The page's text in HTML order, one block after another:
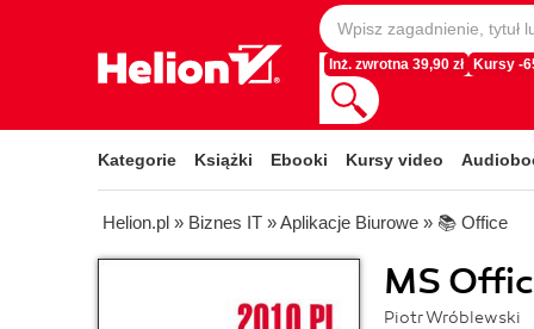
Inż. zwrotna 39,90 zł Kursy -
Kategorie Książki Ebooki Kursy video
Helion.pl » Biznes IT »Aplikacje Biurowe » 📚 Office
MS
Piotr Wróblewski